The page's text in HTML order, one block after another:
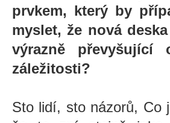
prvkem, který by
myslet, že nová
výrazně převyšující
záležitosti?
Sto lidí, sto názorů, Co